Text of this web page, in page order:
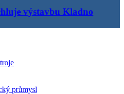
výstavbu Kladno
průmysl